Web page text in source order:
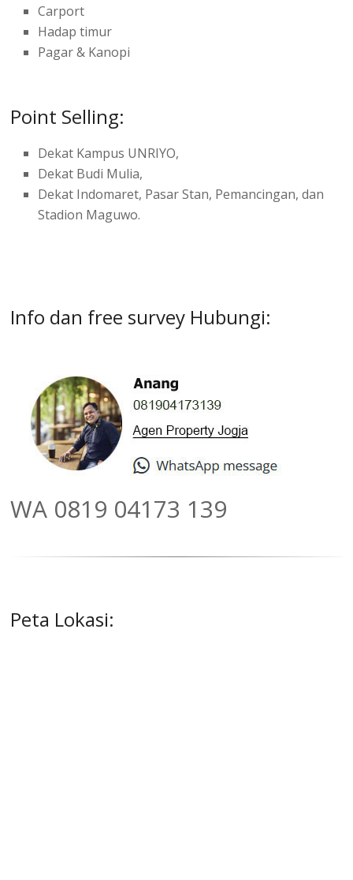
Carport
Hadap timur
Pagar & Kanopi
Point Selling:
Dekat Kampus UNRIYO,
Dekat Budi Mulia,
Dekat Indomaret, Pasar Stan, Pemancingan, dan
Stadion Maguwo.
Info dan free survey Hubungi:
WA 0819 04173 139
Peta Lokasi: